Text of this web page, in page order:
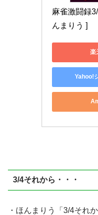
麻雀激闘録
んまりう ]
楽
Yahoo!
3/4それから・・・
・ほんまりう「3/4それ